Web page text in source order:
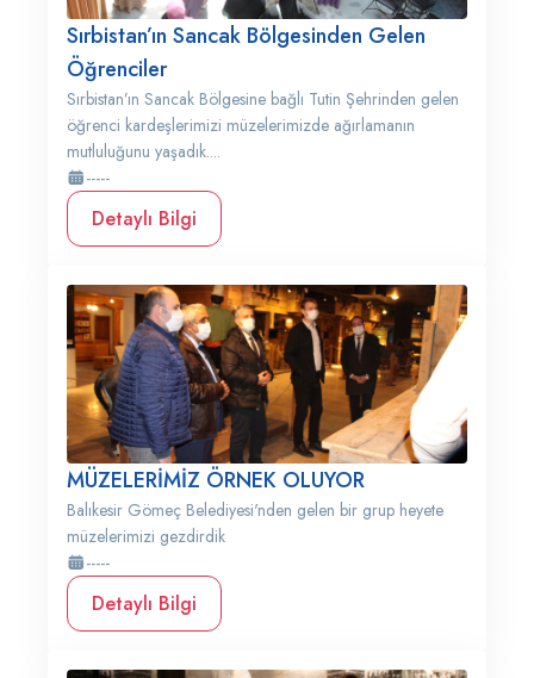
Sırbistan’ın Sancak Bölgesinden Gelen
Öğrenciler
Sırbistan’ın Sancak Bölgesine bağlı Tutin Şehrinden gelen
öğrenci kardeşlerimizi müzelerimizde ağırlamanın
mutluluğunu yaşadık....
-----
Detaylı Bilgi
MÜZELERİMİZ ÖRNEK OLUYOR
Balıkesir Gömeç Belediyesi'nden gelen bir grup heyete
müzelerimizi gezdirdik
-----
Detaylı Bilgi